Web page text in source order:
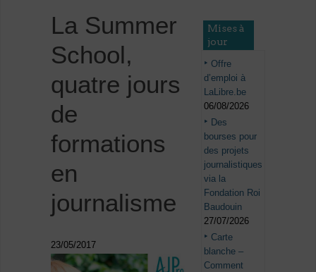
La Summer
School,
quatre jours
de
formations
en
journalisme
23/05/2017
Mises à
jour
Offre
d’emploi à
LaLibre.be
06/08/2026
Des
bourses pour
des projets
journalistiques
via la
Fondation Roi
Baudouin
27/07/2026
Carte
blanche –
Comment